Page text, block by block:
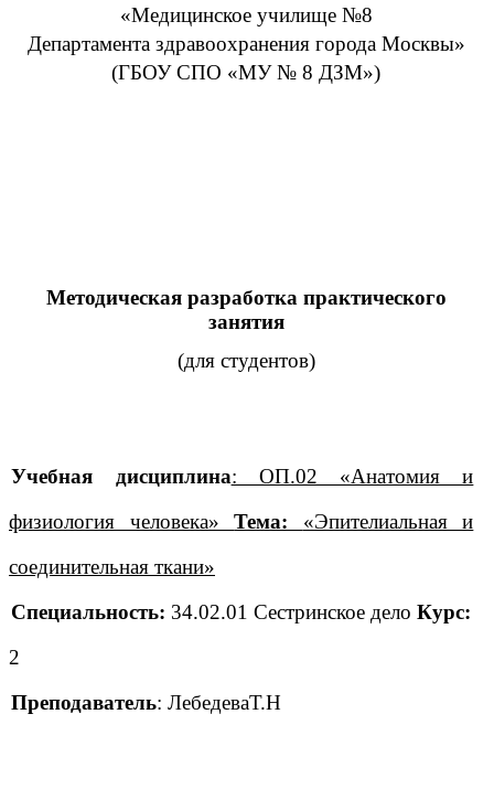
«Медицинское училище №8
Департамента здравоохранения города Москвы»
(ГБОУ СПО «МУ № 8 ДЗМ»)
Методическая разработка практического
занятия
(для студентов)
Учебная дисциплина: ОП.02 «Анатомия и
физиология человека»Тема: «Эпителиальная и
соединительная ткани»
Специальность: 34.02.01 Сестринское делоКурс:
2
Преподаватель: ЛебедеваТ.Н